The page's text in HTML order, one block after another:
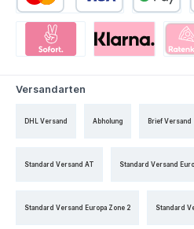
Versandarten
DHL Versand Abholung Brief Versand
Standard Versand AT Standard Versand
Standard Versand Europa Zone 2 Standard